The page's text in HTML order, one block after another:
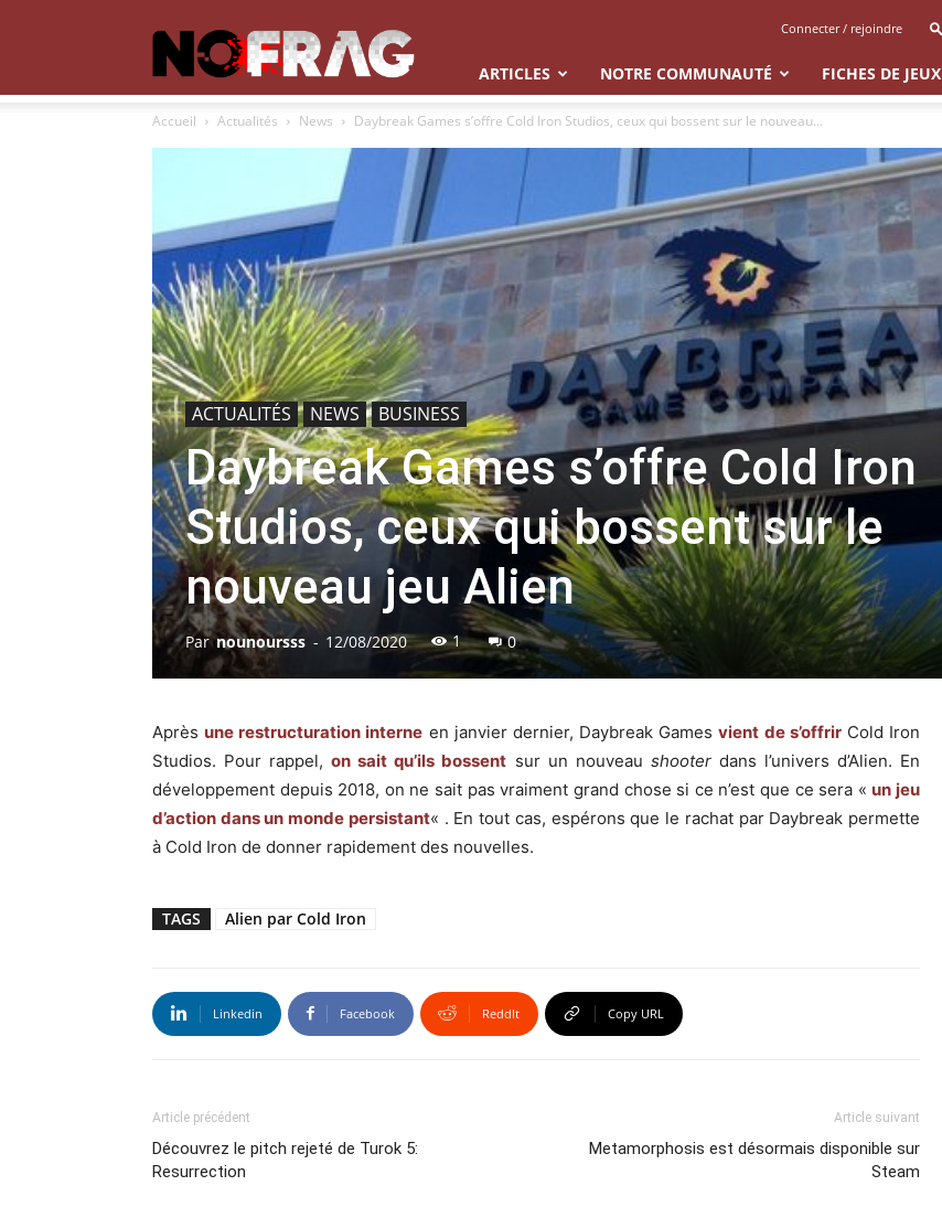
Connecter / rejoindre
ARTICLES NOTRE COMMUNAUTÉ FICHES DE JEUX
Accueil Actualités News Daybreak Games s’offre Cold Iron Studios, ceux qui bossent sur le nouveau...
ACTUALITÉS NEWS BUSINESS
Daybreak Games s’offre Cold Iron
Studios, ceux qui bossent sur le
nouveau jeu Alien
Par nounoursss - 12/08/2020 1 0
Après une restructuration interne en janvier dernier, Daybreak Gamesvient de s’offrirCold Iron
Studios. Pour rappel,on sait qu’ils bossent sur un nouveau shooterdans l’univers d’Alien. En
développement depuis 2018, on ne sait pas vraiment grand chose si ce n’est que ce sera « un jeu
d’action dans un monde persistant« . En tout cas, espérons que le rachat par Daybreak permette
à Cold Iron de donner rapidement des nouvelles.
TAGS Alien par Cold Iron
Linkedin Facebook ReddIt Copy URL
Article précédent
Découvrez le pitch rejeté de Turok 5:
Resurrection
Article suivant
Metamorphosis est désormais disponible sur
Steam